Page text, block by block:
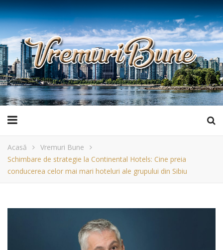
Acasă
Vremuri Bune
Schimbare de strategie la Continental Hotels: Cine preia
conducerea celor mai mari hoteluri ale grupului din Sibiu